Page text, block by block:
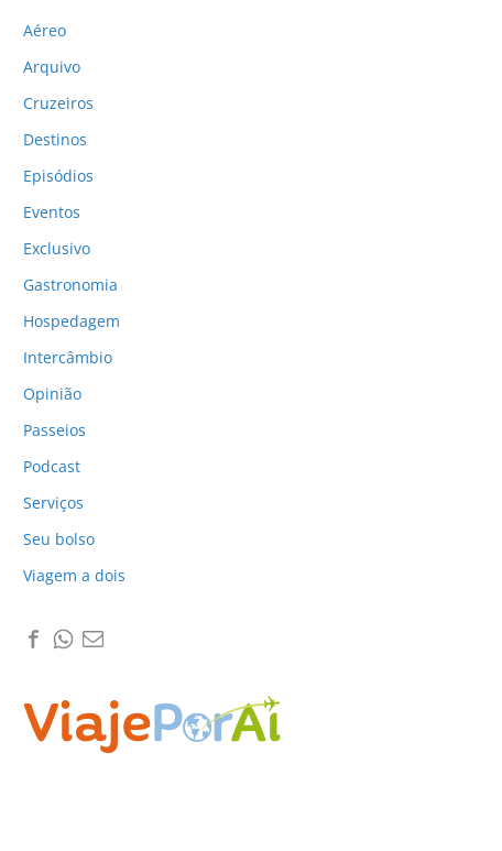
Aéreo
Arquivo
Cruzeiros
Destinos
Episódios
Eventos
Exclusivo
Gastronomia
Hospedagem
Intercâmbio
Opinião
Passeios
Podcast
Serviços
Seu bolso
Viagem a dois